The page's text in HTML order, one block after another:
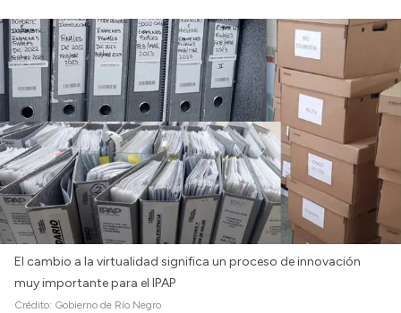
Login
El cambio a la virtualidad significa un proceso de innovación
muy importante para el IPAP
Crédito: Gobierno de Río Negro